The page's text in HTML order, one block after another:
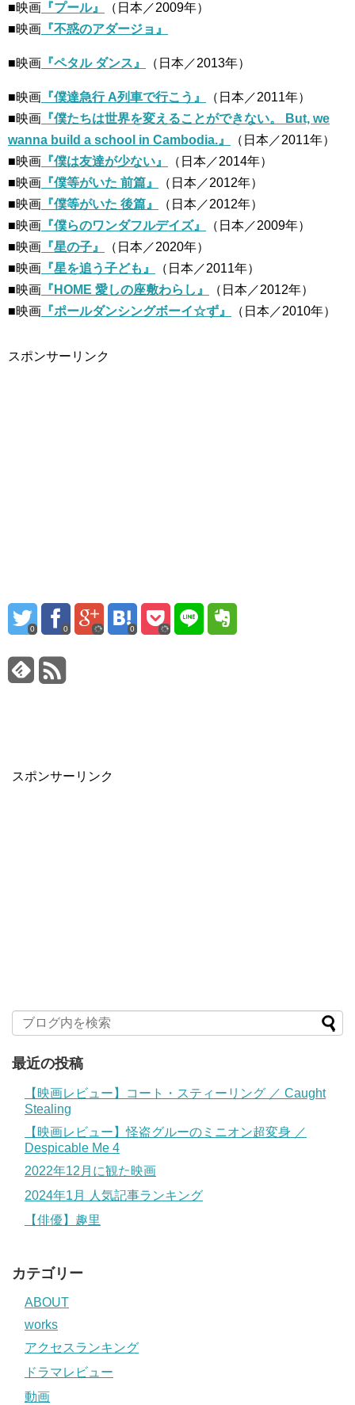
■映画 『プール』
（日本／2009年）
■映画 『不惑のアダージョ』
■映画 『ペタル ダンス』 （日本／2013年）
■映画 『僕達急行 A列車で行こう』
（日本／2011年）
■映画 『僕たちは世界を変えることができない。 But, we
wanna build a school in Cambodia.』
（日本／2011年）
■映画 『僕は友達が少ない』
（日本／2014年）
■映画 『僕等がいた 前篇』
（日本／2012年）
■映画 『僕等がいた 後篇』
（日本／2012年）
■映画 『僕らのワンダフルデイズ』
（日本／2009年）
■映画 『星の子』
（日本／2020年）
■映画 『星を追う子ども』
（日本／2011年）
■映画 『HOME 愛しの座敷わらし』
（日本／2012年）
■映画 『ポールダンシングボーイ☆ず』 （日本／2010年）
スポンサーリンク
0 0 0
スポンサーリンク
最近の投稿
【映画レビュー】コート・スティーリング ／ Caught
Stealing
【映画レビュー】怪盗グルーのミニオン超変身 ／
Despicable Me 4
2022年12月に観た映画
2024年1月 人気記事ランキング
【俳優】趣里
カテゴリー
ABOUT
works
アクセスランキング
ドラマレビュー
動画